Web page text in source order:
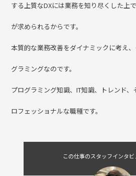
ト、アプリ構築
403は積極的なDXを内製化にこだわって行
理由は形だけのDXではなく、本質的な業
する上質なDXには業務を知り尽くした上
が求められるからです。
本質的な業務改善をダイナミックに考え、
プログラミング知識、IT知識、トレンド、